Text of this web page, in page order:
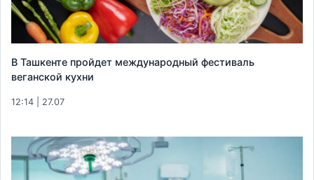
В Ташкенте пройдет международный фестиваль
веганской кухни
12:14 | 27.07